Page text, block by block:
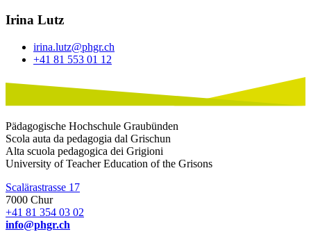
Irina Lutz
irina.lutz@phgr.ch
+41 81 553 01 12
Pädagogische Hochschule Graubünden
Scola auta da pedagogia dal Grischun
Alta scuola pedagogica dei Grigioni
University of Teacher Education of the Grisons
Scalärastrasse 17
7000 Chur
+41 81 354 03 02
info@phgr.ch